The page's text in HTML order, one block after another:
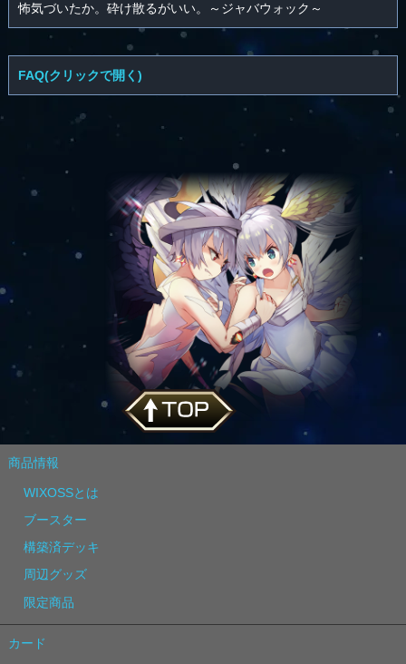
怖気づいたか。砕け散るがいい。～ジャバウォック～
FAQ(クリックで開く)
商品情報
WIXOSSとは
ブースター
構築済デッキ
周辺グッズ
限定商品
カード